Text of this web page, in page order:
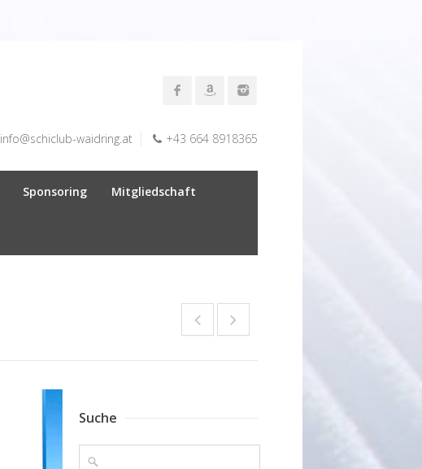
info@schiclub-waidring.at +43 664 8918365
Sponsoring Mitgliedschaft
Suche